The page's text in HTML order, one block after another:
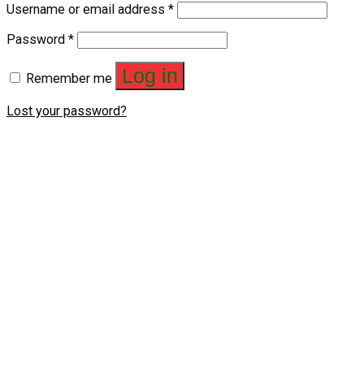
Username or email address *
Password *
Remember me Log in
Lost your password?